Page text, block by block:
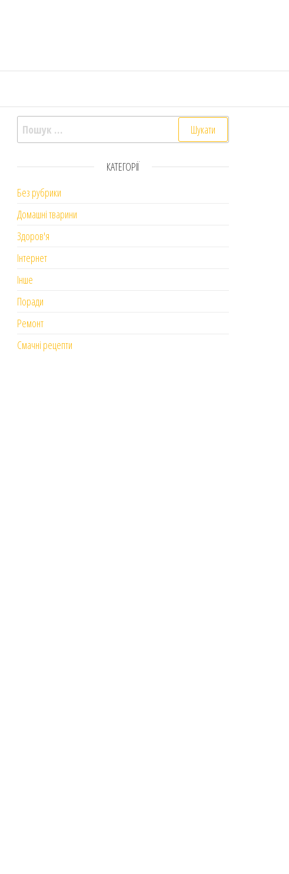
Пошук:
КАТЕГОРІЇ
Без рубрики
Домашні тварини
Здоров'я
Інтернет
Інше
Поради
Ремонт
Смачні рецепти